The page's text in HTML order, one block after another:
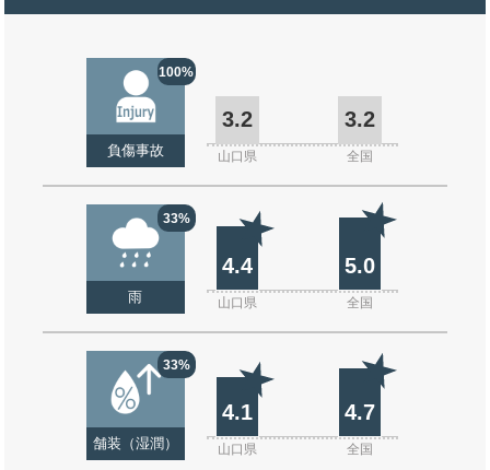
100%
負傷事故
3.2 3.2
山口県 全国
33%
雨
4.4 5.0
山口県 全国
33%
舗装（湿潤）
4.1 4.7
山口県 全国